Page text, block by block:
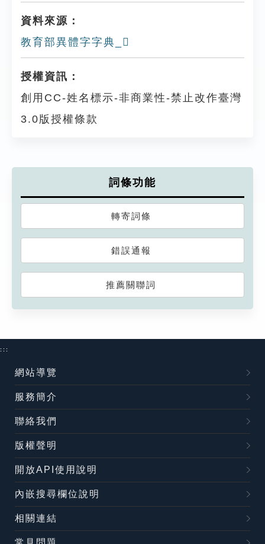
資料來源：
教育部異體字字典_𥖌
授權資訊：
創用CC-姓名標示-非商業性-禁止改作臺灣
3.0版授權條款
詞條功能
轉寄詞條
錯誤通報
推薦關聯詞
:::
網站導覽
服務簡介
聯絡我們
版權聲明
開放API使用說明
內嵌搜尋欄位說明
相關連結